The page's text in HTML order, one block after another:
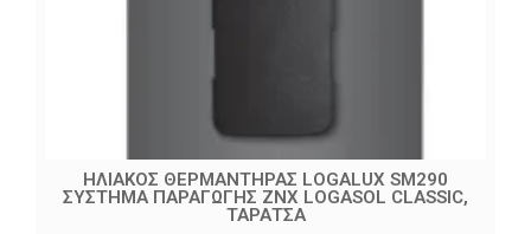
ΗΛΙΑΚΟΣ ΘΕΡΜΑΝΤΗΡΑΣ LOGALUX SM290
ΣΥΣΤΗΜΑ ΠΑΡΑΓΩΓΗΣ ZNX LOGASOL CLASSIC,
ΤΑΡΑΤΣΑ